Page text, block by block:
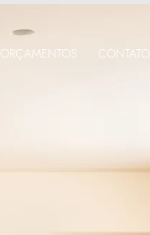
ORÇAMENTOS CONTATO